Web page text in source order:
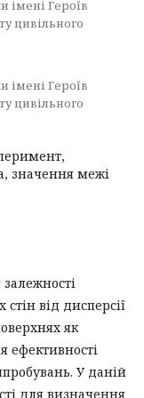
імені Героїв
цивільного
імені Героїв
цивільного
значення межі
від дисперсії
як
ефективності
У даній
для визначення